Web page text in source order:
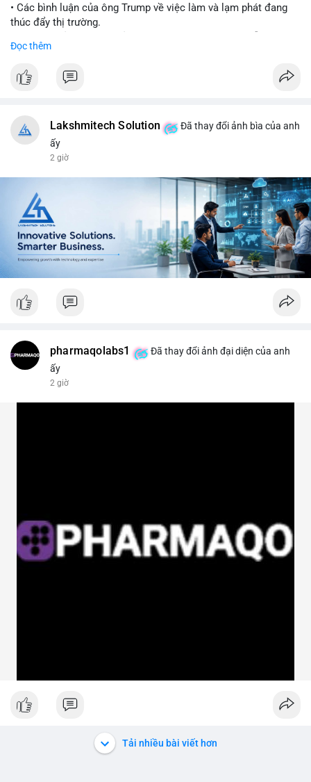
• Các bình luận của ông Trump về việc làm và lạm phát đang
thúc đẩy thị trường.
tăng của tài sản rủi ro.
phiếu kho bạc và chỉ số USD có giảm hay không.
$btc
📰 Nguồn: CoinDesk
Đọc thêm
Lakshmitech Solution
Đã thay đổi ảnh bìa của anh
ấy
2 giờ
pharmaqolabs1
Đã thay đổi ảnh đại diện của anh
ấy
2 giờ
Tải nhiều bài viết hơn